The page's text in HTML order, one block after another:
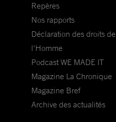
Repères
Nos rapports
Déclaration des droits de
l'Homme
Podcast WE MADE IT
Magazine La Chronique
Magazine Bref
Archive des actualités